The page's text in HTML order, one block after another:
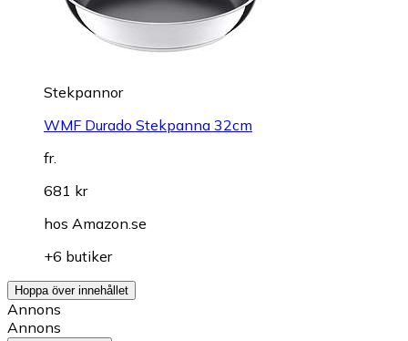
Stekpannor
WMF Durado Stekpanna 32cm
fr.
681 kr
hos Amazon.se
+6 butiker
Hoppa över innehållet
Annons
Annons